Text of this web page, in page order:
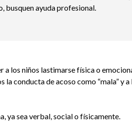
busquen ayuda profesional.
los niños lastimarse física o
conducta de acoso como “mala” y a
ya sea verbal, social o físicamente.